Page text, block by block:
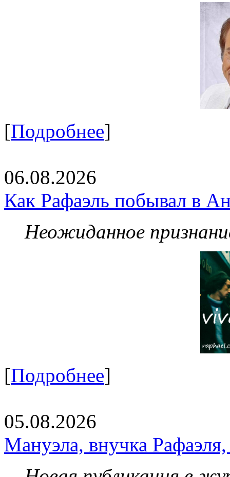
[Подробнее]
06.08.2026
Как Рафаэль побывал в
Неожиданное
[Подробнее]
05.08.2026
Мануэла, внучка